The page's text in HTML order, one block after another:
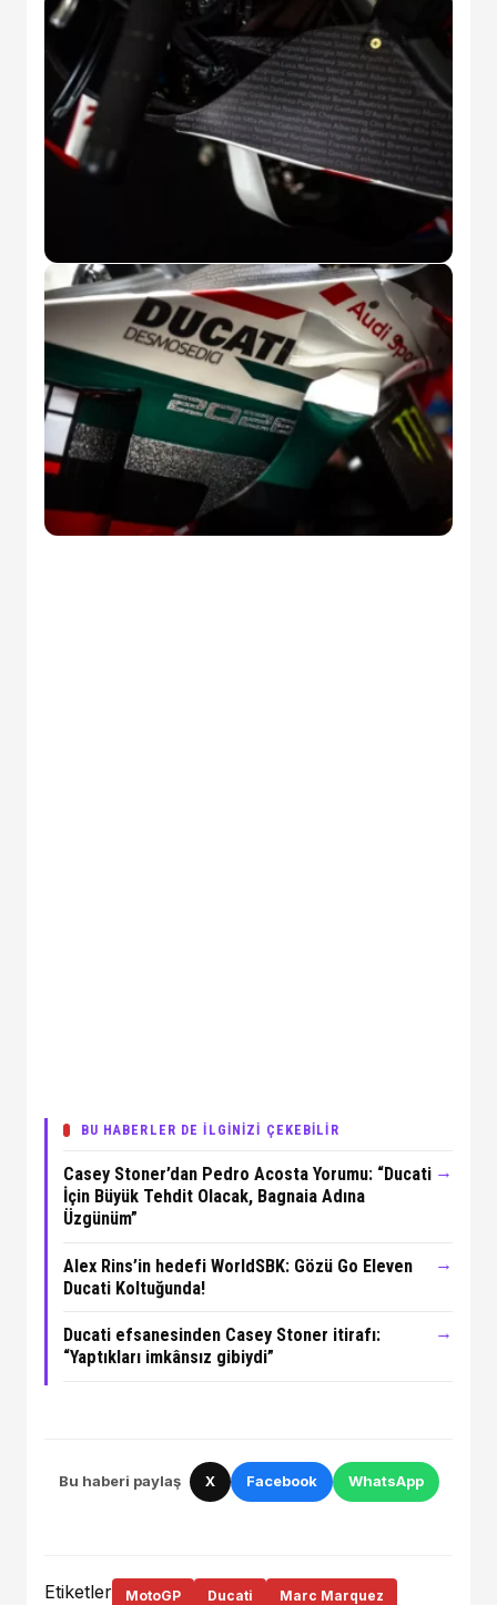
BU HABERLER DE İLGİNİZİ ÇEKEBİLİR
Casey Stoner’dan Pedro Acosta Yorumu: “Ducati
İçin Büyük Tehdit Olacak, Bagnaia Adına
Üzgünüm”
→
Alex Rins’in hedefi WorldSBK: Gözü Go Eleven
Ducati Koltuğunda!
→
Ducati efsanesinden Casey Stoner itirafı:
“Yaptıkları imkânsız gibiydi”
→
Bu haberi paylaş X Facebook WhatsApp
Etiketler MotoGP Ducati Marc Marquez